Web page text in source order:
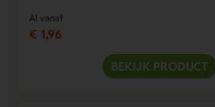
Al vanaf
€ 1,96
BEKIJK PRODUCT